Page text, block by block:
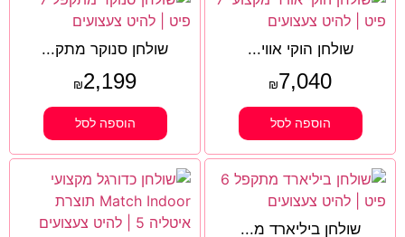
שולחן הוקי אווי...
₪7,040
הוספה לסל
שולחן סנוקר מתק...
₪2,199
הוספה לסל
שולחן ביליארד מ...